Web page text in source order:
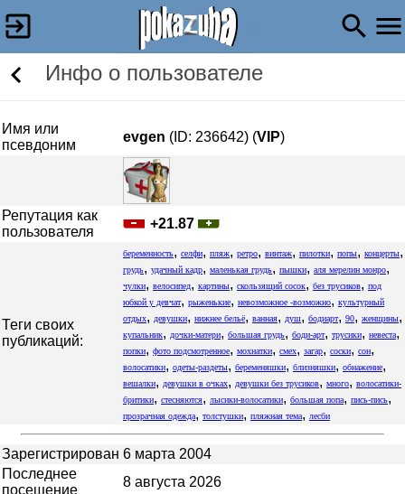
Инфо о пользователе
Имя или
псевдоним
evgen (ID: 236642) (VIP)
Репутация как
пользователя
+21.87
Теги своих
публикаций:
беременность, селфи, пляж, ретро, винтаж, пилотки, попы, концерты,
грудь, удачный кадр, маленькая грудь, пышки, аля мерелин монро,
чулки, велосипед, картины, скользящий сосок, без трусиков, под
юбкой у девчат, рыженькие, невозможное -возможно, культурный
отдых, девушки, нижнее бельё, ванная, душ, бодиарт, 90, женщины,
купальник, дочки-матери, большая грудь, боди-арт, трусики, невеста,
попки, фото подсмотренное, мохнатки, смех, загар, соски, сон,
волосатики, одеты-раздеты, беременяшки, близняшки, обнажение,
вешалки, девушки в очках, девушки без трусиков, много, волосатики-
бритики, стесняются, лысики-волосатики, большая попа, пись-пись,
прозрачная одежда, толстушки, пляжная тема, лесби
Зарегистрирован 6 марта 2004
Последнее
посещение
8 августа 2026